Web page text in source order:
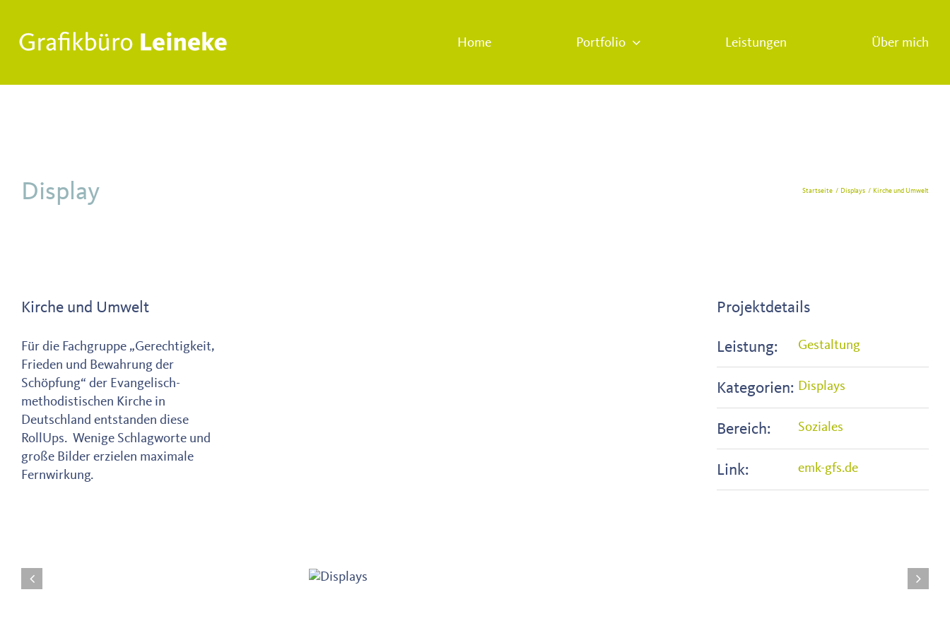
springen
Home Portfolio Leistungen Über mich
Display Startseite Displays Kirche und Umwelt
Kirche und Umwelt
Für die Fachgruppe „Gerechtigkeit,
Frieden und Bewahrung der
Schöpfung“ der Evangelisch-
methodistischen Kirche in
Deutschland entstanden diese
RollUps. Wenige Schlagworte und
große Bilder erzielen maximale
Fernwirkung.
Projektdetails
Leistung: Gestaltung
Kategorien: Displays
Bereich: Soziales
Link: emk-gfs.de